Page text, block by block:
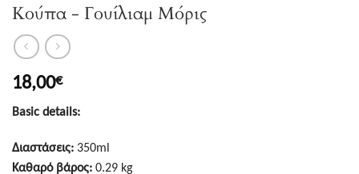
Κούπα - Γουίλιαμ Μόρις
18,00€
Basic details:
Διαστάσεις: 350ml
Καθαρό βάρος: 0.29 kg